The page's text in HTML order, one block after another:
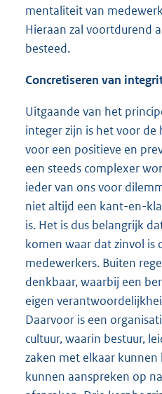
mentaliteit van
Hieraan zal voortdurend
besteed.
Concretiseren van
Uitgaande van het
integer zijn is het voor
voor een positieve en
een steeds complexer
ieder van ons voor
niet altijd een kant-en-
is. Het is dus belangrijk
komen waar dat zinvol is
medewerkers. Buiten
denkbaar, waarbij een
eigen
Daarvoor is een
cultuur, waarin bestuur,
zaken met elkaar
kunnen aanspreken op